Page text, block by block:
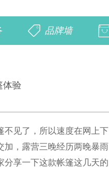
品牌墙
验
不见了，所以速度在网上下
加，露营三晚经历两晚暴雨
分享一下这款帐篷这几天的